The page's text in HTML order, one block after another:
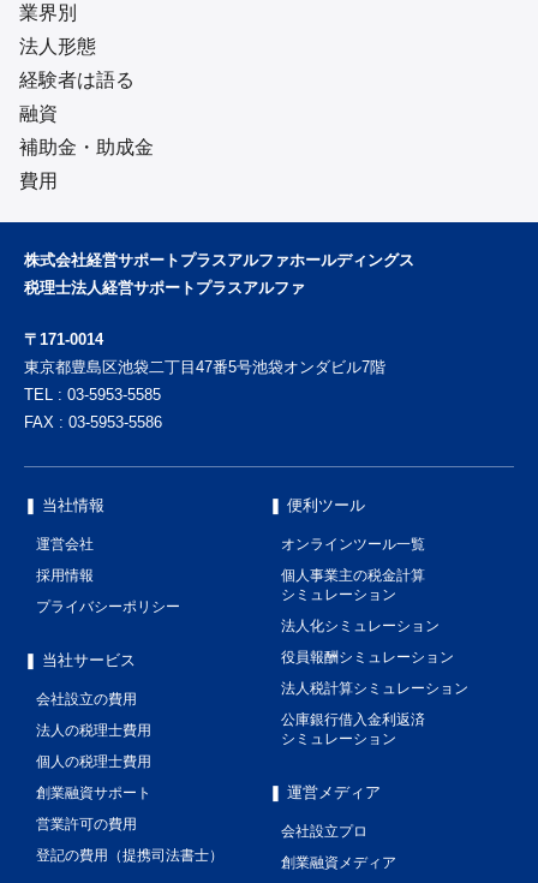
業界別
法人形態
経験者は語る
融資
補助金・助成金
費用
株式会社経営サポートプラスアルファホールディングス
税理士法人経営サポートプラスアルファ
〒171-0014
東京都豊島区池袋二丁目47番5号池袋オンダビル7階
TEL : 03-5953-5585
FAX : 03-5953-5586
❚ 当社情報
運営会社
採用情報
プライバシーポリシー
❚ 当社サービス
会社設立の費用
法人の税理士費用
個人の税理士費用
創業融資サポート
営業許可の費用
登記の費用（提携司法書士）
❚ 便利ツール
オンラインツール一覧
個人事業主の税金計算
シミュレーション
法人化シミュレーション
役員報酬シミュレーション
法人税計算シミュレーション
公庫銀行借入金利返済
シミュレーション
❚ 運営メディア
会社設立プロ
創業融資メディア